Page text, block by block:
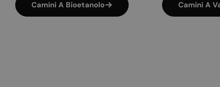
Camini A Bioetanolo Camini A